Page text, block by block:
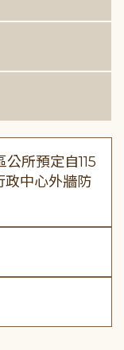
公所預定自115
政中心外牆防